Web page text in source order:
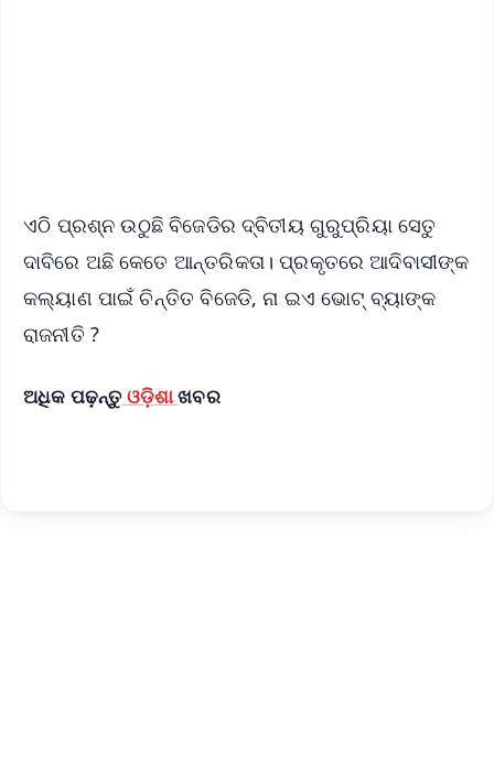
ଏଠି ପ୍ରଶ୍ନ ଉଠୁଛି ବିଜେଡିର ଦ୍ବିତୀୟ ଗୁରୁପ୍ରିୟା ସେତୁ
ଦାବିରେ ଅଛି କେତେ ଆନ୍ତରିକତା। ପ୍ରକୃତରେ ଆଦିବାସୀଙ୍କ
କଲ୍ୟାଣ ପାଇଁ ଚିନ୍ତିତ ବିଜେଡି, ନା ଇଏ ଭୋଟ୍ ବ୍ୟାଙ୍କ
ରାଜନୀତି ?
ଅଧିକ ପଢ଼ନ୍ତୁ ଓଡ଼ିଶାଖବର